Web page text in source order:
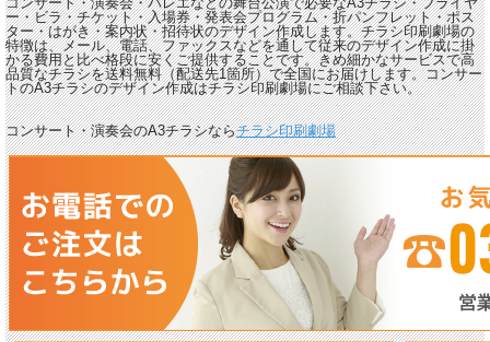
ー・ビラ・チケット・入場券・発表会プログラム・折パンフレット・ポス
ター・はがき・案内状・招待状のデザイン作成します。チラシ印刷劇場の
特徴は、メール、電話、ファックスなどを通して従来のデザイン作成に掛
かる費用と比べ格段に安くご提供することです。きめ細かなサービスで高
品質なチラシを送料無料（配送先1箇所）で全国にお届けします。コンサー
トのA3チラシのデザイン作成はチラシ印刷劇場にご相談下さい。
コンサート・演奏会のA3チラシならチラシ印刷劇場